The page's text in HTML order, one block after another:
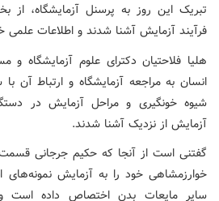
تبریک این روز به پرسنل آزمایشگاه، از
فرآیند آزمایش آشنا شدند و اطلاعات علمی
هلیا فلاحتیان دکترای علوم آزمایشگاه و
انسان به مراجعه آزمایشگاه و ارتباط آن
شیوه خونگیری و مراحل آزمایش در
آزمایش از نزدیک آشنا شدند.
گفتنی است از آنجا که حکیم جرجانی
خوارزمشاهی خود را به آزمایش نمونه‌های
سایر مایعات بدن اختصاص داده است